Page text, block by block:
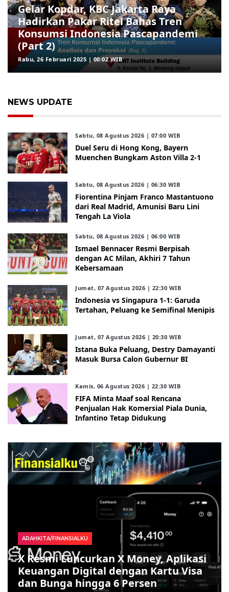
Gelar Kopdar, KBC Jakarta Raya
Hadirkan Pakar Ritel Bahas Tren
Konsumsi Indonesia Pascapandemi
(Part 2)
Rabu, 26 Februari 2025 | 00:02 WIB
NEWS UPDATE
Sabtu, 08 Agustus 2026 | 07:00 WIB
Duel Seru di Hong Kong, Bayern
Muenchen Bungkam Aston Villa 2-1
Sabtu, 08 Agustus 2026 | 06:30 WIB
Fiorentina Pinjam Franco Mastantuono
dari Real Madrid, Amunisi Baru Lini
Tengah La Viola
Sabtu, 08 Agustus 2026 | 06:00 WIB
Ismael Bennacer Resmi Berpisah
dengan AC Milan, Akhiri 7 Tahun
Kebersamaan
Jumat, 07 Agustus 2026 | 22:30 WIB
Indonesia vs Singapura 1-1: Garuda
Tertahan, Peluang ke Semifinal Menipis
Jumat, 07 Agustus 2026 | 20:30 WIB
Istana Buka Peluang, Destry Damayanti
Masuk Bursa Calon Gubernur BI
Kamis, 06 Agustus 2026 | 22:30 WIB
FIFA Minta Maaf soal Rencana
Penjualan Hak Komersial Piala Dunia,
Infantino Tetap Didukung
ARAHKITA/FINANSIALKU
X Resmi Luncurkan X Money, Aplikasi
Keuangan Digital dengan Kartu Visa
dan Bunga hingga 6 Persen